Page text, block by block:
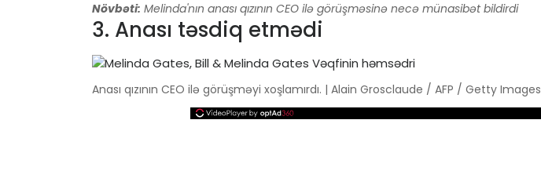
Növbəti: Melinda'nın anası qızının CEO ilə görüşməsinə necə münasibət bildirdi
3. Anası təsdiq etmədi
Anası qızının CEO ilə görüşməyi xoşlamırdı. | Alain Grosclaude / AFP / Getty Images